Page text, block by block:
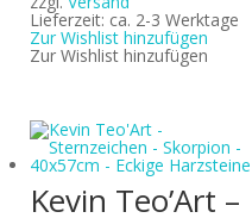
€ 52,90€ 26,45.
Lieferzeit: ca. 2-3 Werktage
Zur Wishlist hinzufügen
Zur Wishlist hinzufügen
Kevin Teo’Art –